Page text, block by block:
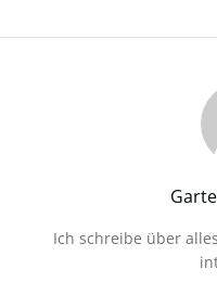
Ich schreibe über